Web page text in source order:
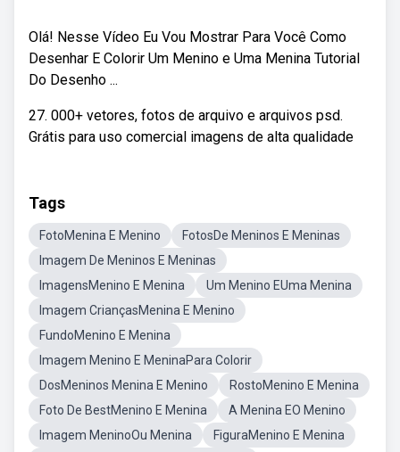
Olá! Nesse Vídeo Eu Vou Mostrar Para Você Como
Desenhar E Colorir Um Menino e Uma Menina Tutorial
Do Desenho ...
27. 000+ vetores, fotos de arquivo e arquivos psd.
Grátis para uso comercial imagens de alta qualidade
Tags
FotoMenina E Menino
FotosDe Meninos E Meninas
Imagem De Meninos E Meninas
ImagensMenino E Menina
Um Menino EUma Menina
Imagem CriançasMenina E Menino
FundoMenino E Menina
Imagem Menino E MeninaPara Colorir
DosMeninos Menina E Menino
RostoMenino E Menina
Foto De BestMenino E Menina
A Menina EO Menino
Imagem MeninoOu Menina
FiguraMenino E Menina